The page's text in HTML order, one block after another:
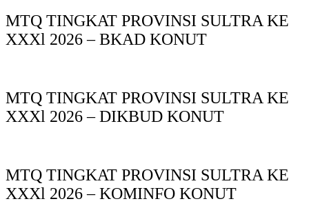
MTQ TINGKAT PROVINSI SULTRA KE
XXXl 2026 – BKAD KONUT
MTQ TINGKAT PROVINSI SULTRA KE
XXXl 2026 – DIKBUD KONUT
MTQ TINGKAT PROVINSI SULTRA KE
XXXl 2026 – KOMINFO KONUT